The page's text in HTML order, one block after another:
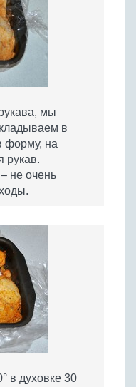
мы
в
форму, на
рукав.
не очень
в духовке 30